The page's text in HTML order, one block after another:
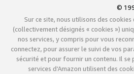
©
Sur ce site, nous utilisons des
(collectivement désignés « cookies »)
nos services, y compris pour vous
connectez, pour assurer le suivi de vos
sécurité et pour fournir un contenu. Il se
services d’Amazon utilisent des